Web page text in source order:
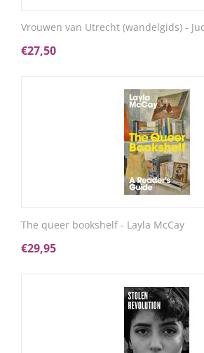
Vrouwen van Utrecht (wandelgids) -
€27,50
The queer bookshelf - Layla McCay
€29,95